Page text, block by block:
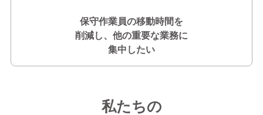
保守作業員の移動時間を
削減し、他の重要な業務に
集中したい
私たちの